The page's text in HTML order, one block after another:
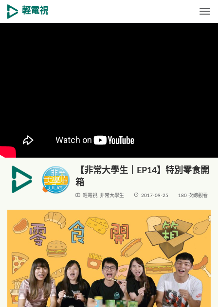
輕電視
【非常大學生｜EP14】特別零食開
箱
live_tv 輕電視, 非常大學生 access_time 2017-09-25 180 次總觀看